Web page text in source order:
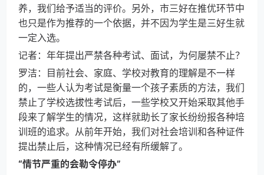
养，我们给予适当的评价。另外，市三好在推优环节中
也只是作为推荐的一个依据，并不因为学生是三好生就
一定入选。
记者：年年提出严禁各种考试、面试，为何屡禁不止？
罗洁：目前社会、家庭、学校对教育的理解是不一样
的，一些人认为考试是衡量一个孩子素质的方法，我们
禁止了学校选拔性考试后，一些学校又开始采取其他手
段来了解学生的情况，这样就助长了家长纷纷报各种培
训班的追求。从前年开始，我们对社会培训和各种证件
提出禁止后，这种情况已经有所缓解了。
“情节严重的会勒令停办”